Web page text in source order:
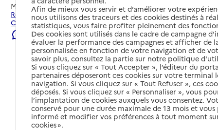
Mis à jour le04/08/2026
Rechercher les établissements et services autour de
Clisson.
Signaler une erreur
Afin de mieux vous servir et d’améliorer votre
nous utilisons des traceurs et des cookies destinés à
statistiques, vous faire profiter pleinement des
Des cookies sont utilisés dans le cadre de campagne
évaluer la performance des campagnes et afficher de
personnalisée en fonction de votre navigation et de
savoir plus, consultez la partie sur notre politique
Si vous cliquez sur « Tout Accepter », l’éditeur du
partenaires déposeront ces cookies sur votre terminal
navigation. Si vous cliquez sur « Tout Refuser », ces
déposés. Si vous cliquez sur « Personnaliser », vous
l’implantation de cookies auxquels vous consentez.
conservé pour une durée maximale de 13 mois et
informé et modifier vos préférences à tout moment
cookies ».